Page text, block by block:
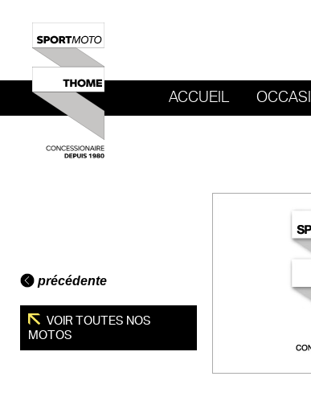
ACCUEIL
précédente
VOIR TOUTES NOS
MOTOS